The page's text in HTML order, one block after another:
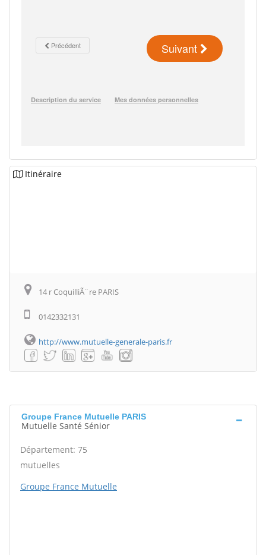
Itinéraire
14 r CoquilliÃ¨re PARIS
0142332131
http://www.mutuelle-generale-paris.fr
Groupe France Mutuelle PARIS
Mutuelle Santé Sénior
Département: 75
mutuelles
Groupe France Mutuelle